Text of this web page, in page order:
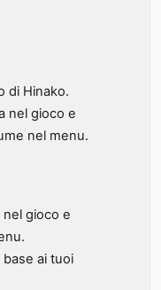
di Hinako.
nel gioco e
nel menu.
nel gioco e
base ai tuoi